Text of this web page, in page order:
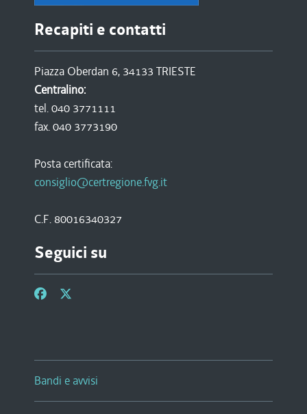
Recapiti e contatti
Piazza Oberdan 6, 34133 TRIESTE
Centralino:
tel. 040 3771111
fax. 040 3773190
Posta certificata:
consiglio@certregione.fvg.it
C.F. 80016340327
Seguici su
Bandi e avvisi